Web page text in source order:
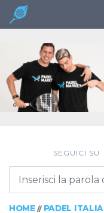
SEGUICI SU
HOME// PADEL ITALIA